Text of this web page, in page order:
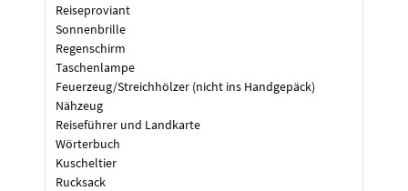
Reiseproviant
Sonnenbrille
Regenschirm
Taschenlampe
Feuerzeug/Streichhölzer (nicht ins Handgepäck)
Nähzeug
Reiseführer und Landkarte
Wörterbuch
Kuscheltier
Rucksack